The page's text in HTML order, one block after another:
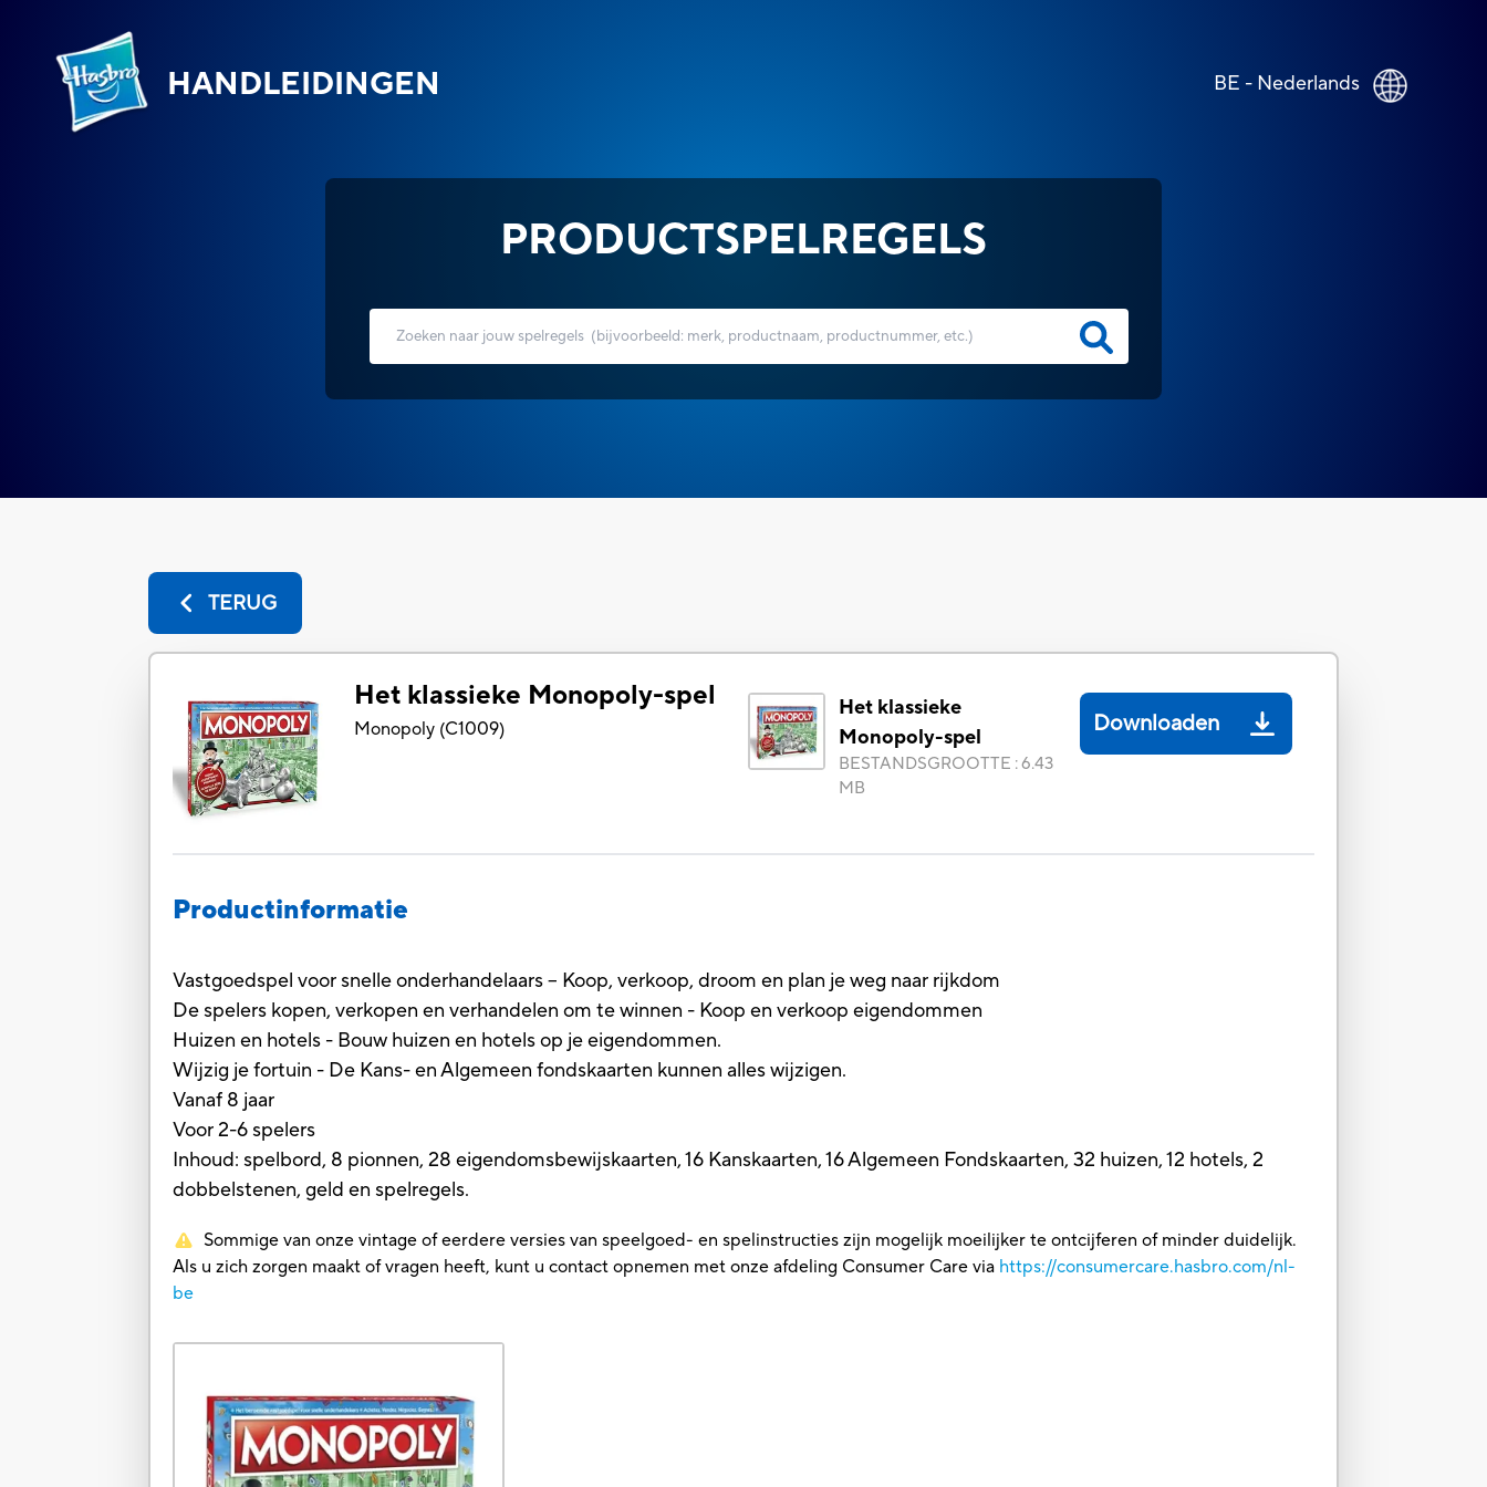
HANDLEIDINGEN BE - Nederlands
PRODUCTSPELREGELS
TERUG
Het klassieke Monopoly-spel
Monopoly (C1009)
Het klassieke
Monopoly-spel
BESTANDSGROOTTE :6.43
MB
Downloaden
Productinformatie
Vastgoedspel voor snelle onderhandelaars – Koop, verkoop, droom en plan je weg naar rijkdom
De spelers kopen, verkopen en verhandelen om te winnen - Koop en verkoop eigendommen
Huizen en hotels - Bouw huizen en hotels op je eigendommen.
Wijzig je fortuin - De Kans- en Algemeen fondskaarten kunnen alles wijzigen.
Vanaf 8 jaar
Voor 2-6 spelers
Inhoud: spelbord, 8 pionnen, 28 eigendomsbewijskaarten, 16 Kanskaarten, 16 Algemeen Fondskaarten, 32 huizen, 12 hotels, 2
dobbelstenen, geld en spelregels.
Sommige van onze vintage of eerdere versies van speelgoed- en spelinstructies zijn mogelijk moeilijker te ontcijferen of minder duidelijk.
Als u zich zorgen maakt of vragen heeft, kunt u contact opnemen met onze afdeling Consumer Care via https://consumercare.hasbro.com/nl-
be